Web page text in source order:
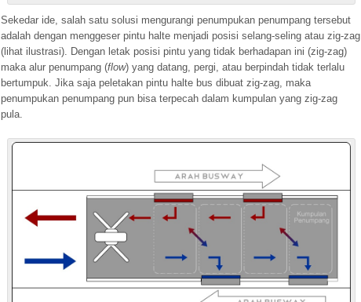
Sekedar ide, salah satu solusi mengurangi penumpukan penumpang tersebut
adalah dengan menggeser pintu halte menjadi posisi selang-seling atau zig-zag
(lihat ilustrasi). Dengan letak posisi pintu yang tidak berhadapan ini (zig-zag)
maka alur penumpang (flow) yang datang, pergi, atau berpindah tidak terlalu
bertumpuk. Jika saja peletakan pintu halte bus dibuat zig-zag, maka
penumpukan penumpang pun bisa terpecah dalam kumpulan yang zig-zag
pula.